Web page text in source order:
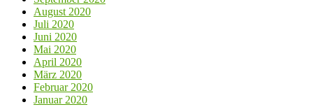
August 2020
Juli 2020
Juni 2020
Mai 2020
April 2020
März 2020
Februar 2020
Januar 2020